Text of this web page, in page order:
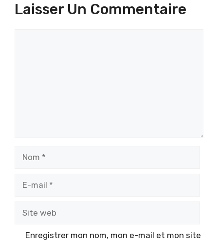
Laisser Un Commentaire
Enregistrer mon nom, mon e-mail et mon site